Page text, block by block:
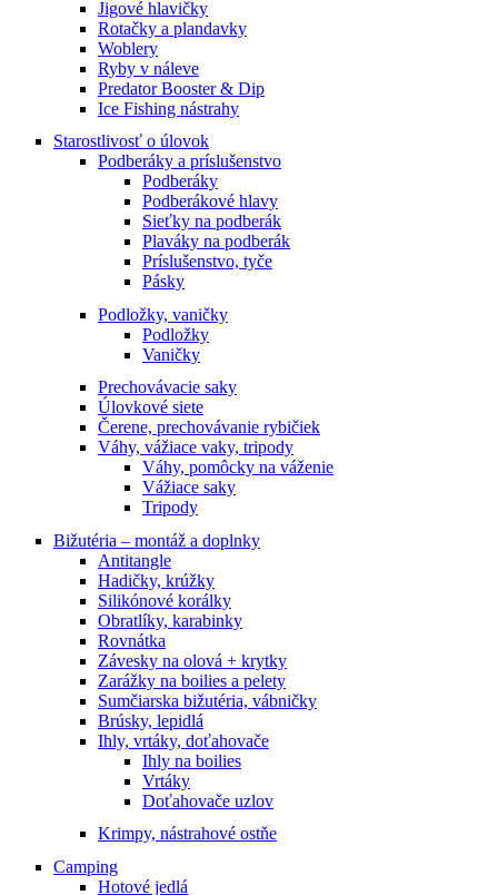
Jigové hlavičky
Rotačky a plandavky
Woblery
Ryby v náleve
Predator Booster & Dip
Ice Fishing nástrahy
Starostlivosť o úlovok
Podberáky a príslušenstvo
Podberáky
Podberákové hlavy
Sieťky na podberák
Plaváky na podberák
Príslušenstvo, tyče
Pásky
Podložky, vaničky
Podložky
Vaničky
Prechovávacie saky
Úlovkové siete
Čerene, prechovávanie rybičiek
Váhy, vážiace vaky, tripody
Váhy, pomôcky na váženie
Vážiace saky
Tripody
Bižutéria – montáž a doplnky
Antitangle
Hadičky, krúžky
Silikónové korálky
Obratlíky, karabinky
Rovnátka
Závesky na olová + krytky
Zarážky na boilies a pelety
Sumčiarska bižutéria, vábničky
Brúsky, lepidlá
Ihly, vrtáky, doťahovače
Ihly na boilies
Vrtáky
Doťahovače uzlov
Krimpy, nástrahové ostňe
Camping
Hotové jedlá